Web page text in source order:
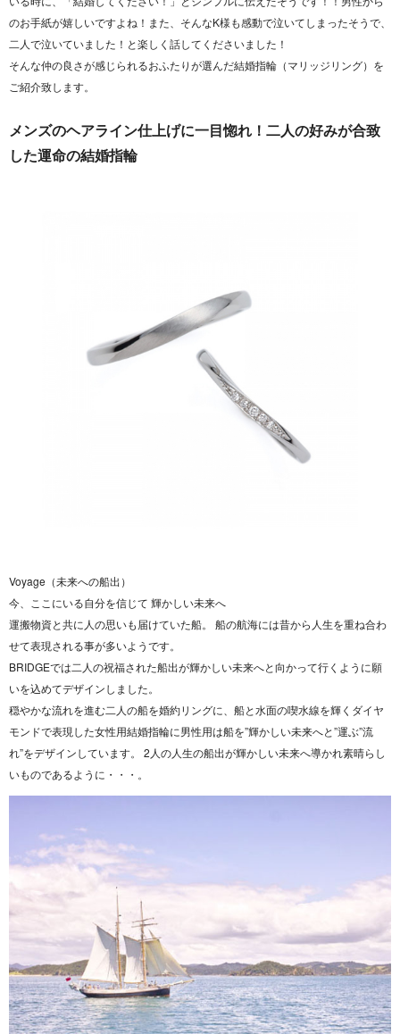
のお手紙が嬉しいですよね！また、そんなK様も感動で泣いてしまったそうで、
二人で泣いていました！と楽しく話してくださいました！
そんな仲の良さが感じられるおふたりが選んだ結婚指輪（マリッジリング）を
ご紹介致します。
メンズのヘアライン仕上げに一目惚れ！二人の好みが合致
した運命の結婚指輪
Voyage（未来への船出）
今、ここにいる自分を信じて 輝かしい未来へ
運搬物資と共に人の思いも届けていた船。 船の航海には昔から人生を重ね合わ
せて表現される事が多いようです。
BRIDGEでは二人の祝福された船出が輝かしい未来へと向かって行くように願
いを込めてデザインしました。
穏やかな流れを進む二人の船を婚約リングに、船と水面の喫水線を輝くダイヤ
モンドで表現した女性用結婚指輪に男性用は船を”輝かしい未来へと”運ぶ”流
れ”をデザインしています。 2人の人生の船出が輝かしい未来へ導かれ素晴らし
いものであるように・・・。